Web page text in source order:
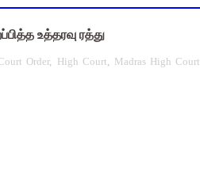
உத்தரவு ரத்து
Order, High Court, Madras High Court